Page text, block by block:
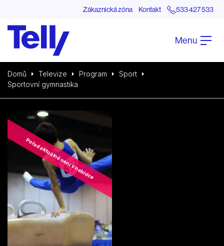
Zákaznická zóna Kontakt 533 427 533
Menu
Domů Televize Program
Sport
Sportovní gymnastika
Pořad aktuálně není v nabídce